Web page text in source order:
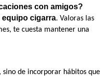
con amigos?
cigarra. Valoras las
te cuesta mantener una
de incorporar hábitos que